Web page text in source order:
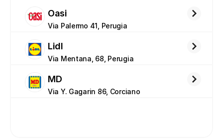
Oasi
Via Palermo 41, Perugia
Lidl
Via Mentana, 68, Perugia
MD
Via Y. Gagarin 86, Corciano